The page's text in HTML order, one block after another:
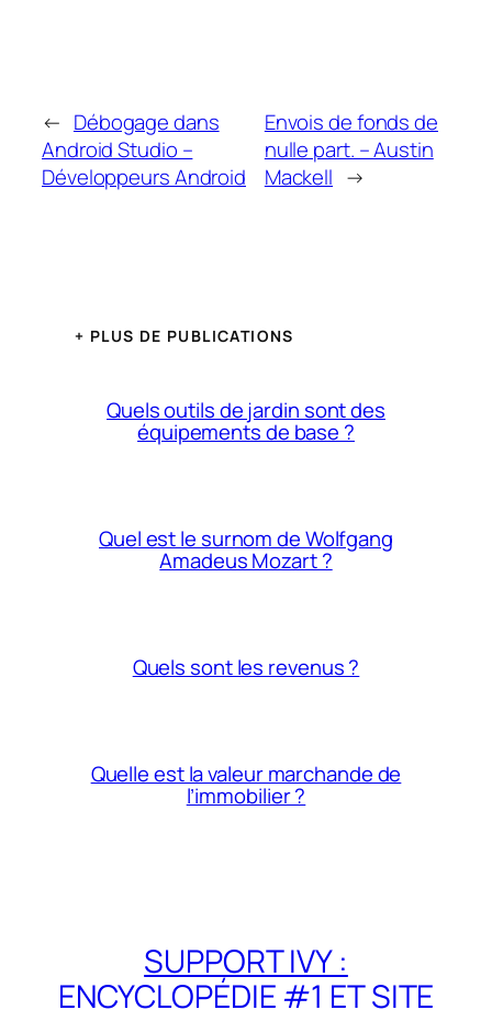
← Débogage dans
Android Studio –
Développeurs Android
Envois de fonds de
nulle part. – Austin
Mackell →
+ PLUS DE PUBLICATIONS
Quels outils de jardin sont des
équipements de base ?
Quel est le surnom de Wolfgang
Amadeus Mozart ?
Quels sont les revenus ?
Quelle est la valeur marchande de
l’immobilier ?
SUPPORT IVY :
ENCYCLOPÉDIE #1 ET SITE